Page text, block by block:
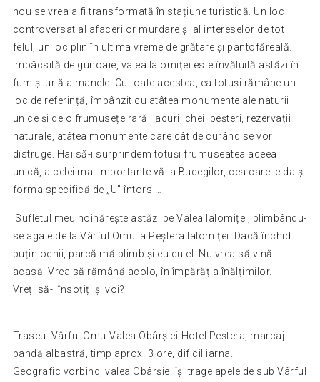
nou se vrea a fi transformată în stațiune turistică. Un loc
controversat al afacerilor murdare și al intereselor de tot
felul, un loc plin în ultima vreme de grătare și pantofăreală.
Imbâcsită de gunoaie, valea Ialomiței este învăluită astăzi în
fum și urlă a manele. Cu toate acestea, ea totuși rămâne un
loc de referință, împânzit cu atâtea monumente ale naturii
unice și de o frumusețe rară: lacuri, chei, peșteri, rezervații
naturale, atâtea monumente care cât de curând se vor
distruge. Hai să-i surprindem totuși frumuseatea aceea
unică, a celei mai importante văi a Bucegilor, cea care le da și
forma specifică de „U” întors …
Sufletul meu hoinărește astăzi pe Valea Ialomiței, plimbându-
se agale de la Vârful Omu la Peștera Ialomiței. Dacă închid
puțin ochii, parcă mă plimb și eu cu el. Nu vrea să vină
acasă. Vrea să rămână acolo, în împărăția înălțimilor.
Vreți să-l însoțiți și voi?
Traseu: Vârful Omu-Valea Obârșiei-Hotel Peștera, marcaj
bandă albastră, timp aprox. 3 ore, dificil iarna.
Geografic vorbind, valea Obârșiei își trage apele de sub Vârful